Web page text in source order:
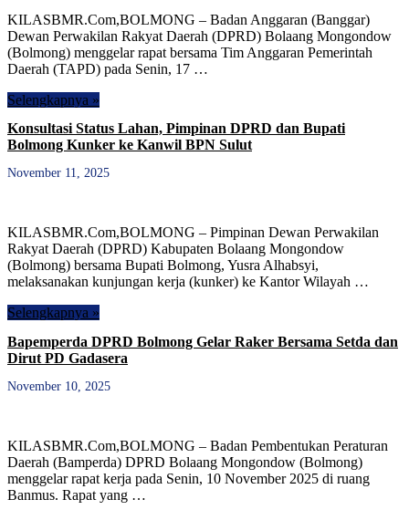
KILASBMR.Com,BOLMONG – Badan Anggaran (Banggar)
Dewan Perwakilan Rakyat Daerah (DPRD) Bolaang Mongondow
(Bolmong) menggelar rapat bersama Tim Anggaran Pemerintah
Daerah (TAPD) pada Senin, 17 …
Selengkapnya »
Konsultasi Status Lahan, Pimpinan DPRD dan Bupati
Bolmong Kunker ke Kanwil BPN Sulut
November 11, 2025
KILASBMR.Com,BOLMONG – Pimpinan Dewan Perwakilan
Rakyat Daerah (DPRD) Kabupaten Bolaang Mongondow
(Bolmong) bersama Bupati Bolmong, Yusra Alhabsyi,
melaksanakan kunjungan kerja (kunker) ke Kantor Wilayah …
Selengkapnya »
Bapemperda DPRD Bolmong Gelar Raker Bersama Setda dan
Dirut PD Gadasera
November 10, 2025
KILASBMR.Com,BOLMONG – Badan Pembentukan Peraturan
Daerah (Bamperda) DPRD Bolaang Mongondow (Bolmong)
menggelar rapat kerja pada Senin, 10 November 2025 di ruang
Banmus. Rapat yang …